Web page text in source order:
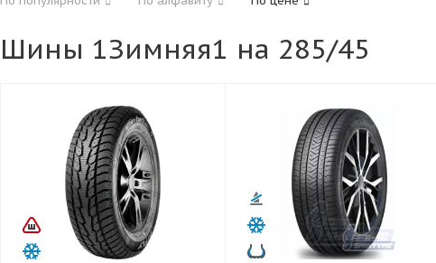
30 35 40 45 50 55 60
Шины 1Зимняя1 на 285/45